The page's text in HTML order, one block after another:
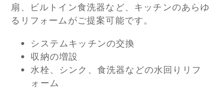
扇、ビルトイン食洗器など、キッチンのあらゆ
るリフォームがご提案可能です。
システムキッチンの交換
収納の増設
水栓、シンク、食洗器などの水回りリフ
ォーム